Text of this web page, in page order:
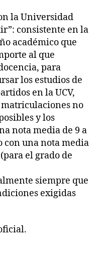
la Universidad
consistente en la
académico que
al que
para
los estudios de
en la UCV,
no
y los
nota media de 9 a
con una nota media
el grado de
siempre que
exigidas